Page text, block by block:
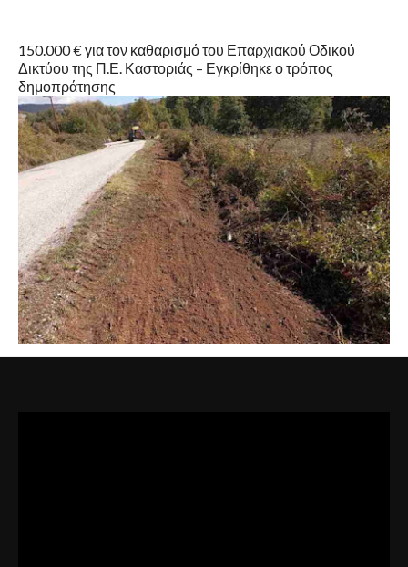
150.000 € για τον καθαρισμό του Επαρχιακού Οδικού
Δικτύου της Π.Ε. Καστοριάς – Εγκρίθηκε ο τρόπος
δημοπράτησης